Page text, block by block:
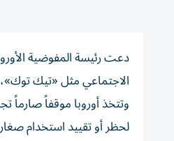
دعت رئيسة المفوضية
الاجتماعي مثل «تيك
وتتخذ أوروبا موقفاً ‌صارماً
لحظر أو تقييد ‌استخدام